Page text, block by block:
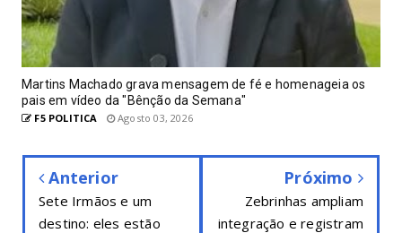
Martins Machado grava mensagem de fé e homenageia os
pais em vídeo da "Bênção da Semana"
F5 POLITICA Agosto 03, 2026
Anterior
Sete Irmãos e um
destino: eles estão
Próximo
Zebrinhas ampliam
integração e registram